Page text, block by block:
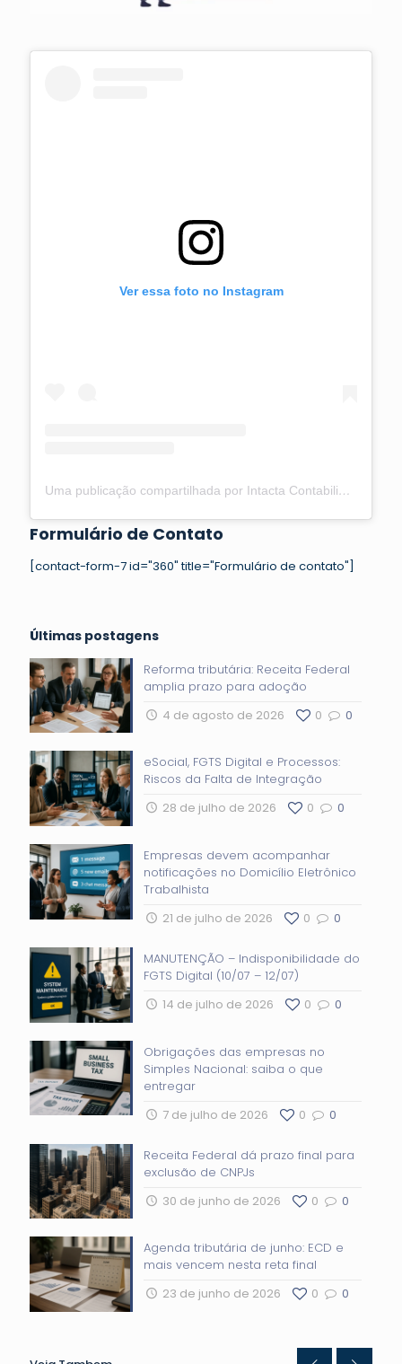
Ver essa foto no Instagram
Uma publicação compartilhada por Intacta Contabilidade Goiânia📍 (@intactacontabil)
Formulário de Contato
[contact-form-7 id="360" title="Formulário de contato"]
Últimas postagens
Reforma tributária: Receita Federal
amplia prazo para adoção
4 de agosto de 2026
0
0
eSocial, FGTS Digital e Processos:
Riscos da Falta de Integração
28 de julho de 2026
0
0
Empresas devem acompanhar
notificações no Domicílio Eletrônico
Trabalhista
21 de julho de 2026
0
0
MANUTENÇÃO – Indisponibilidade do
FGTS Digital (10/07 – 12/07)
14 de julho de 2026
0
0
Obrigações das empresas no
Simples Nacional: saiba o que
entregar
7 de julho de 2026
0
0
Receita Federal dá prazo final para
exclusão de CNPJs
30 de junho de 2026
0
0
Agenda tributária de junho: ECD e
mais vencem nesta reta final
23 de junho de 2026
0
0